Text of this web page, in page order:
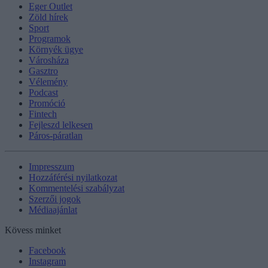
Eger Outlet
Zöld hírek
Sport
Programok
Környék ügye
Városháza
Gasztro
Vélemény
Podcast
Promóció
Fintech
Fejleszd lelkesen
Páros-páratlan
Impresszum
Hozzáférési nyilatkozat
Kommentelési szabályzat
Szerzői jogok
Médiaajánlat
Kövess minket
Facebook
Instagram